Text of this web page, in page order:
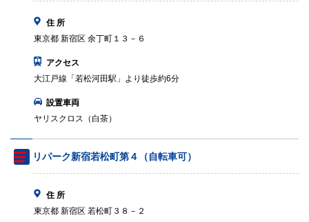
住 所
東京都 新宿区 余丁町１３－６
アクセス
大江戸線「若松河田駅」より徒歩約6分
設置車両
ヤリスクロス（白茶）
リパーク新宿若松町第４（自転車可）
住 所
東京都 新宿区 若松町３８－２